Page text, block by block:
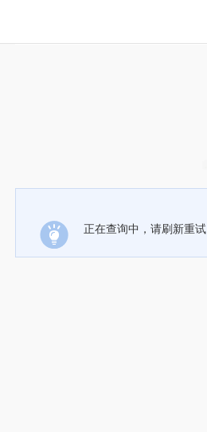
正在查询中，请刷新重试